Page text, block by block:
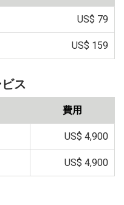
US$ 79
US$ 159
ス
費用
US$ 4,900
US$ 4,900